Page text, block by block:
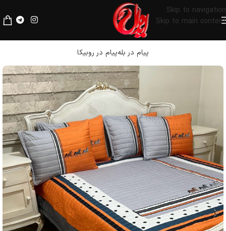
Skip to navigation
Skip to main content
لطفا قبل از پرداخت، فیلترشکن خود را خاموش کنید.
پیام در بلهپیام در روبیکا